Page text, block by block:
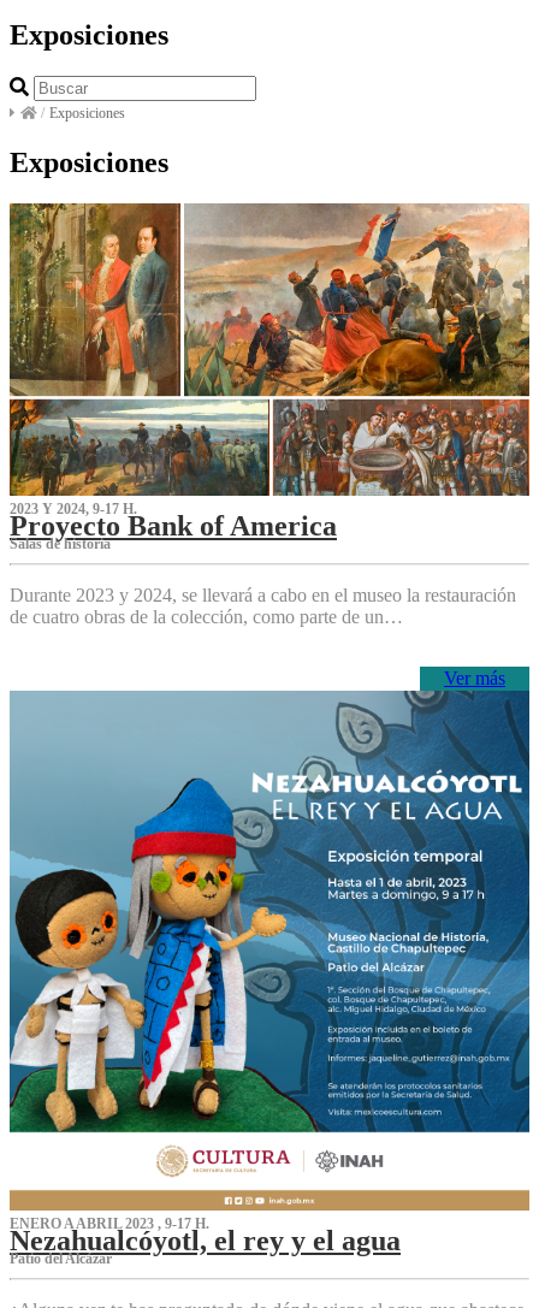
Exposiciones
/ Exposiciones
Exposiciones
2023 Y 2024, 9-17 H.
Proyecto Bank of America
S‌alas de historia
Durante 2023 y 2024, se llevará a cabo en el museo la restauración
de cuatro obras de la colección, como parte de un…
Ver más
ENERO A ABRIL 2023 , 9-17 H.
Nezahualcóyotl, el rey y el agua
Patio del Alcázar